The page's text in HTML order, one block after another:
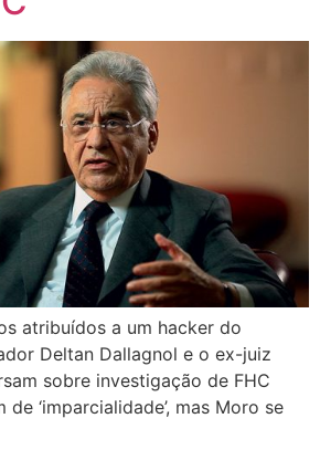
atribuídos a um hacker do
Deltan Dallagnol e o ex-juiz
sobre investigação de FHC
‘imparcialidade’, mas Moro se